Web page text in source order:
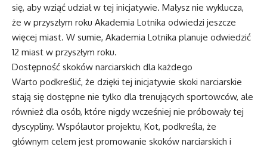
się, aby wziąć udział w tej inicjatywie. Małysz nie wyklucza,
że w przyszłym roku Akademia Lotnika odwiedzi jeszcze
więcej miast. W sumie, Akademia Lotnika planuje odwiedzić
12 miast w przyszłym roku.
Dostępność skoków narciarskich dla każdego
Warto podkreślić, że dzięki tej inicjatywie skoki narciarskie
stają się dostępne nie tylko dla trenujących sportowców, ale
również dla osób, które nigdy wcześniej nie próbowały tej
dyscypliny. Współautor projektu, Kot, podkreśla, że
głównym celem jest promowanie skoków narciarskich i